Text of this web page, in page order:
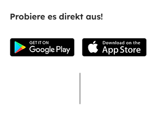
Probiere es direkt aus!